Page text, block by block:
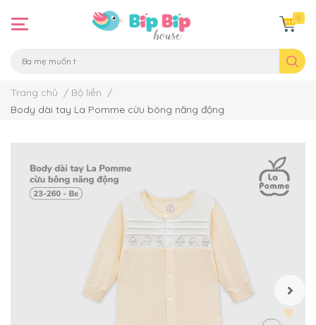
0
Trang chủ / Bộ liền /
Body dài tay La Pomme cừu bông năng động